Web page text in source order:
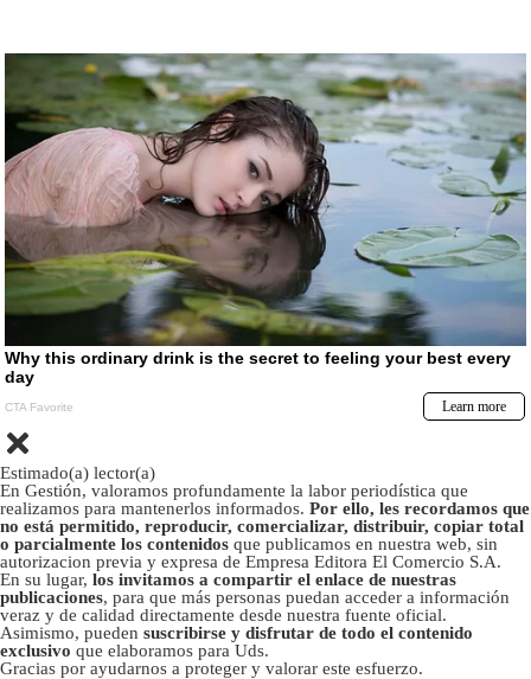
Estimado(a) lector(a)
En Gestión, valoramos profundamente la labor periodística que
realizamos para mantenerlos informados. Por ello, les recordamos que
no está permitido, reproducir, comercializar, distribuir, copiar total
o parcialmente los contenidos que publicamos en nuestra web, sin
autorizacion previa y expresa de Empresa Editora El Comercio S.A.
En su lugar, los invitamos a compartir el enlace de nuestras
publicaciones, para que más personas puedan acceder a información
veraz y de calidad directamente desde nuestra fuente oficial.
Asimismo, pueden suscribirse y disfrutar de todo el contenido
exclusivo que elaboramos para Uds.
Gracias por ayudarnos a proteger y valorar este esfuerzo.